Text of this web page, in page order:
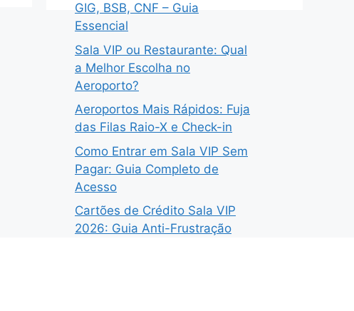
GIG, BSB, CNF – Guia
Essencial
Sala VIP ou Restaurante: Qual
a Melhor Escolha no
Aeroporto?
Aeroportos Mais Rápidos: Fuja
das Filas Raio-X e Check-in
Como Entrar em Sala VIP Sem
Pagar: Guia Completo de
Acesso
Cartões de Crédito Sala VIP
2026: Guia Anti-Frustração